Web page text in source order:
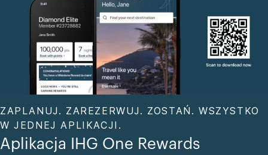
ZAPLANUJ. ZAREZERWUJ. ZOSTAŃ. WSZYSTKO
W JEDNEJ APLIKACJI.
Aplikacja IHG One Rewards